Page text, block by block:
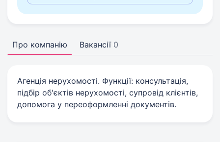
Про компанію Вакансії 0
Агенція нерухомості. Функції: консультація,
підбір об'єктів нерухомості, супровід клієнтів,
допомога у переоформленні документів.